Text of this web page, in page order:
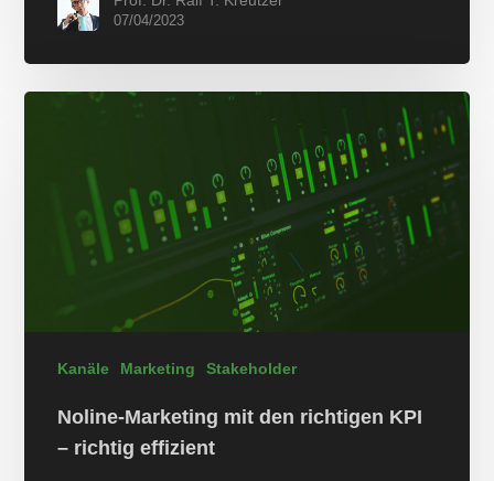
07/04/2023
Kanäle Marketing Stakeholder
Noline-Marketing mit den richtigen KPI
– richtig effizient